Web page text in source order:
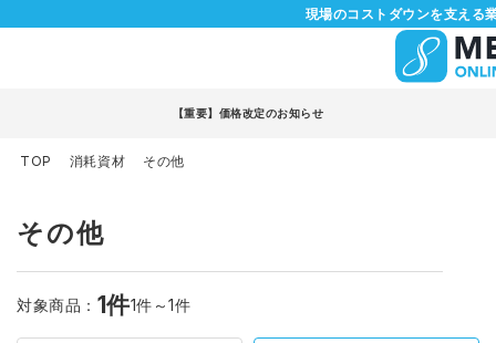
現場のコストダウンを支える
【重要】価格改定のお知らせ
TOP 消耗資材 その他
その他
対象商品： 1件1件～1件